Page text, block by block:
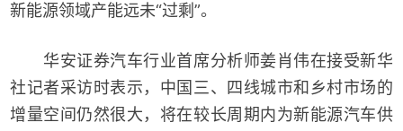
新能源领域产能远未“过剩”。
华安证券汽车行业首席分析师姜肖伟在接受新华
社记者采访时表示，中国三、四线城市和乡村市场的
增量空间仍然很大，将在较长周期内为新能源汽车供